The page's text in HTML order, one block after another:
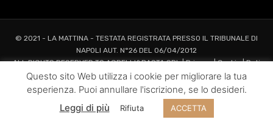
© 2021 - LA MATTINA - TESTATA REGISTRATA PRESSO IL TRIBUNALE DI
NAPOLI AUT. N°26 DEL 06/04/2012
ALL RIGHTS RESERVED TO AGRELLI&BASTA SRL |Privacy|Cookie|Dati
Societari
Web Project and DesignAgrelli&Basta Pubblicità Grafica Web New
Questo sito Web utilizza i cookie per migliorare la tua
esperienza. Puoi annullare l'iscrizione, se lo desideri.
Leggi di più
Rifiuta ACCETTA